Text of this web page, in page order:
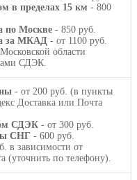
в пределах 15 км - 800
по Москве - 850 руб.
за МКАД - от 1100 руб.
области
СДЭК.
- от 200 руб. (в пункты
Доставка или Почта
СДЭК - от 300 руб.
СНГ - 600 руб.
в зависимости от
(уточнить по телефону).